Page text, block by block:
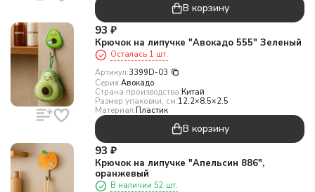
В корзину
93 ₽
Крючок на липучке "Авокадо 555" Зеленый
Осталась 1 шт.
Артикул:3399D-03
Серия:Авокадо
Страна производства:Китай
Размер упаковки, см:12.2×8.5×2.5
Материал:Пластик
В корзину
93 ₽
Крючок на липучке "Апельсин 886",
оранжевый
В наличии 52 шт.